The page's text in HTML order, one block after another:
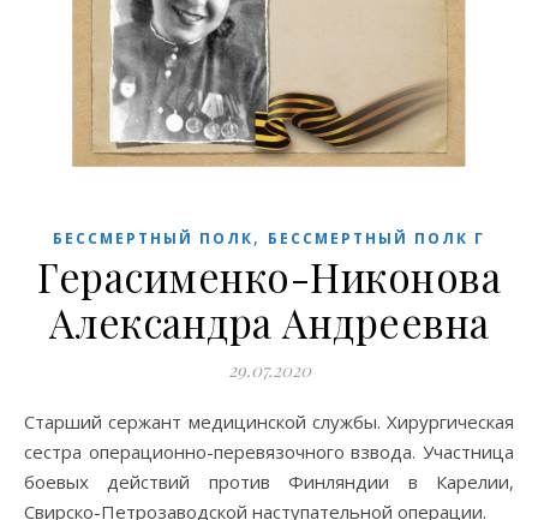
БЕССМЕРТНЫЙ ПОЛК, БЕССМЕРТНЫЙ ПОЛК Г
Герасименко-Никонова
Александра Андреевна
29.07.2020
Старший сержант медицинской службы. Хирургическая
сестра операционно-перевязочного взвода. Участница
боевых действий против Финляндии в Карелии,
Свирско-Петрозаводской наступательной операции.